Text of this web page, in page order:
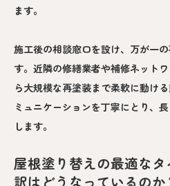
ます。
施工後の相談窓口を設け、万が一
す。近隣の修繕業者や補修ネット
ら大規模な再塗装まで柔軟に動け
ミュニケーションを丁寧にとり、
します。
屋根塗り替えの最適な
訳はどうなっているのか